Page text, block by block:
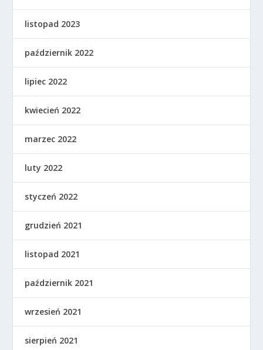
listopad 2023
październik 2022
lipiec 2022
kwiecień 2022
marzec 2022
luty 2022
styczeń 2022
grudzień 2021
listopad 2021
październik 2021
wrzesień 2021
sierpień 2021